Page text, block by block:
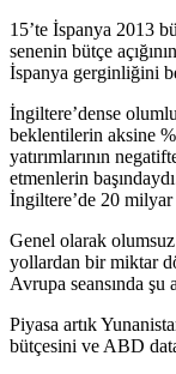
15’te İspanya 2013
senenin bütçe
İspanya gerginliğini
İngiltere’dense
beklentilerin aksine
yatırımlarının
etmenlerin
İngiltere’de 20 milyar
Genel olarak olumsuz
yollardan bir miktar
Avrupa seansında
Piyasa artık
bütçesini ve ABD